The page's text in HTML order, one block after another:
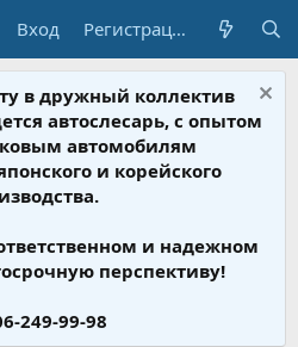
Вход Регистрация
в дружный коллектив
автослесарь, с опытом
автомобилям
и корейского
и надежном
перспективу!
249-99-98